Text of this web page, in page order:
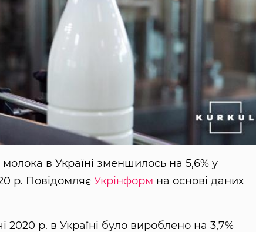
в Україні зменшилось на 5,6% у
р. Повідомляє Укрінформ на основі даних
2020 р. в Україні було вироблено на 3,7%